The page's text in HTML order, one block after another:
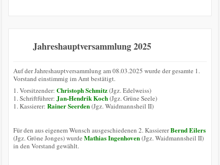
Jahreshauptversammlung 2025
Auf der Jahreshauptversammlung am 08.03.2025 wurde der gesamte 1.
Vorstand einstimmig im Amt bestätigt.
1. Vorsitzender: Christoph Schmitz(Jgz. Edelweiss)
1. Schriftführer: Jan-Hendrik Koch(Jgz. Grüne Seele)
1. Kassierer: Rainer Seerden(Jgz. Waidmannsheil II)
Für den aus eigenem Wunsch ausgeschiedenen 2. KassiererBernd Eilers
(Jgz. Gröne Jonges) wurde Mathias Ingenhoven(Jgz. Waidmannsheil II)
in den Vorstand gewählt.